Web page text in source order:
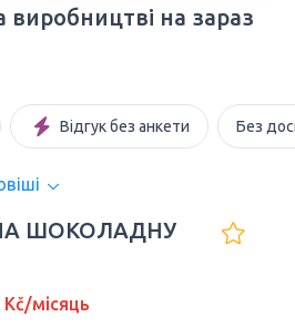
виробництві на зараз
Відгук без анкети Без
ШОКОЛАДНУ
Kč/місяць